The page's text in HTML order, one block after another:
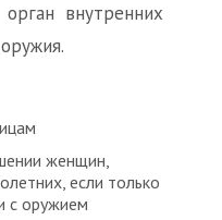
внутренних
женщин,
если только
с оружием